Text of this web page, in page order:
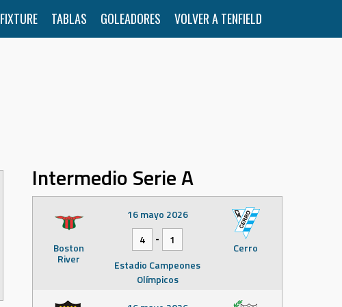
FIXTURE TABLAS GOLEADORES VOLVER A TENFIELD
Intermedio Serie A
Boston
River
Cerro
16 mayo 2026
4
-
1
Estadio Campeones
Olímpicos